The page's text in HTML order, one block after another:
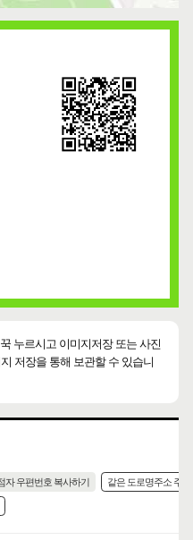
누르시고 이미지저장 또는 사진
저장을 통해 보관할 수 있습니
자 우편번호 복사하기
같은 도로명주소 주